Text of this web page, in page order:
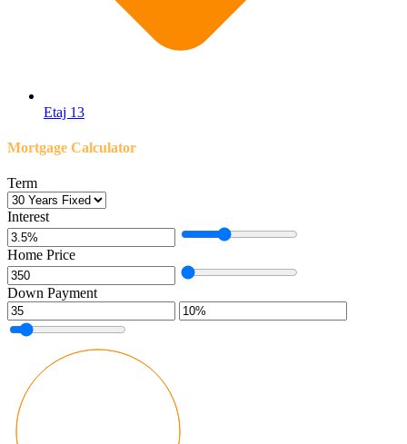
Etaj 13
Mortgage Calculator
Term
Interest
Home Price
Down Payment